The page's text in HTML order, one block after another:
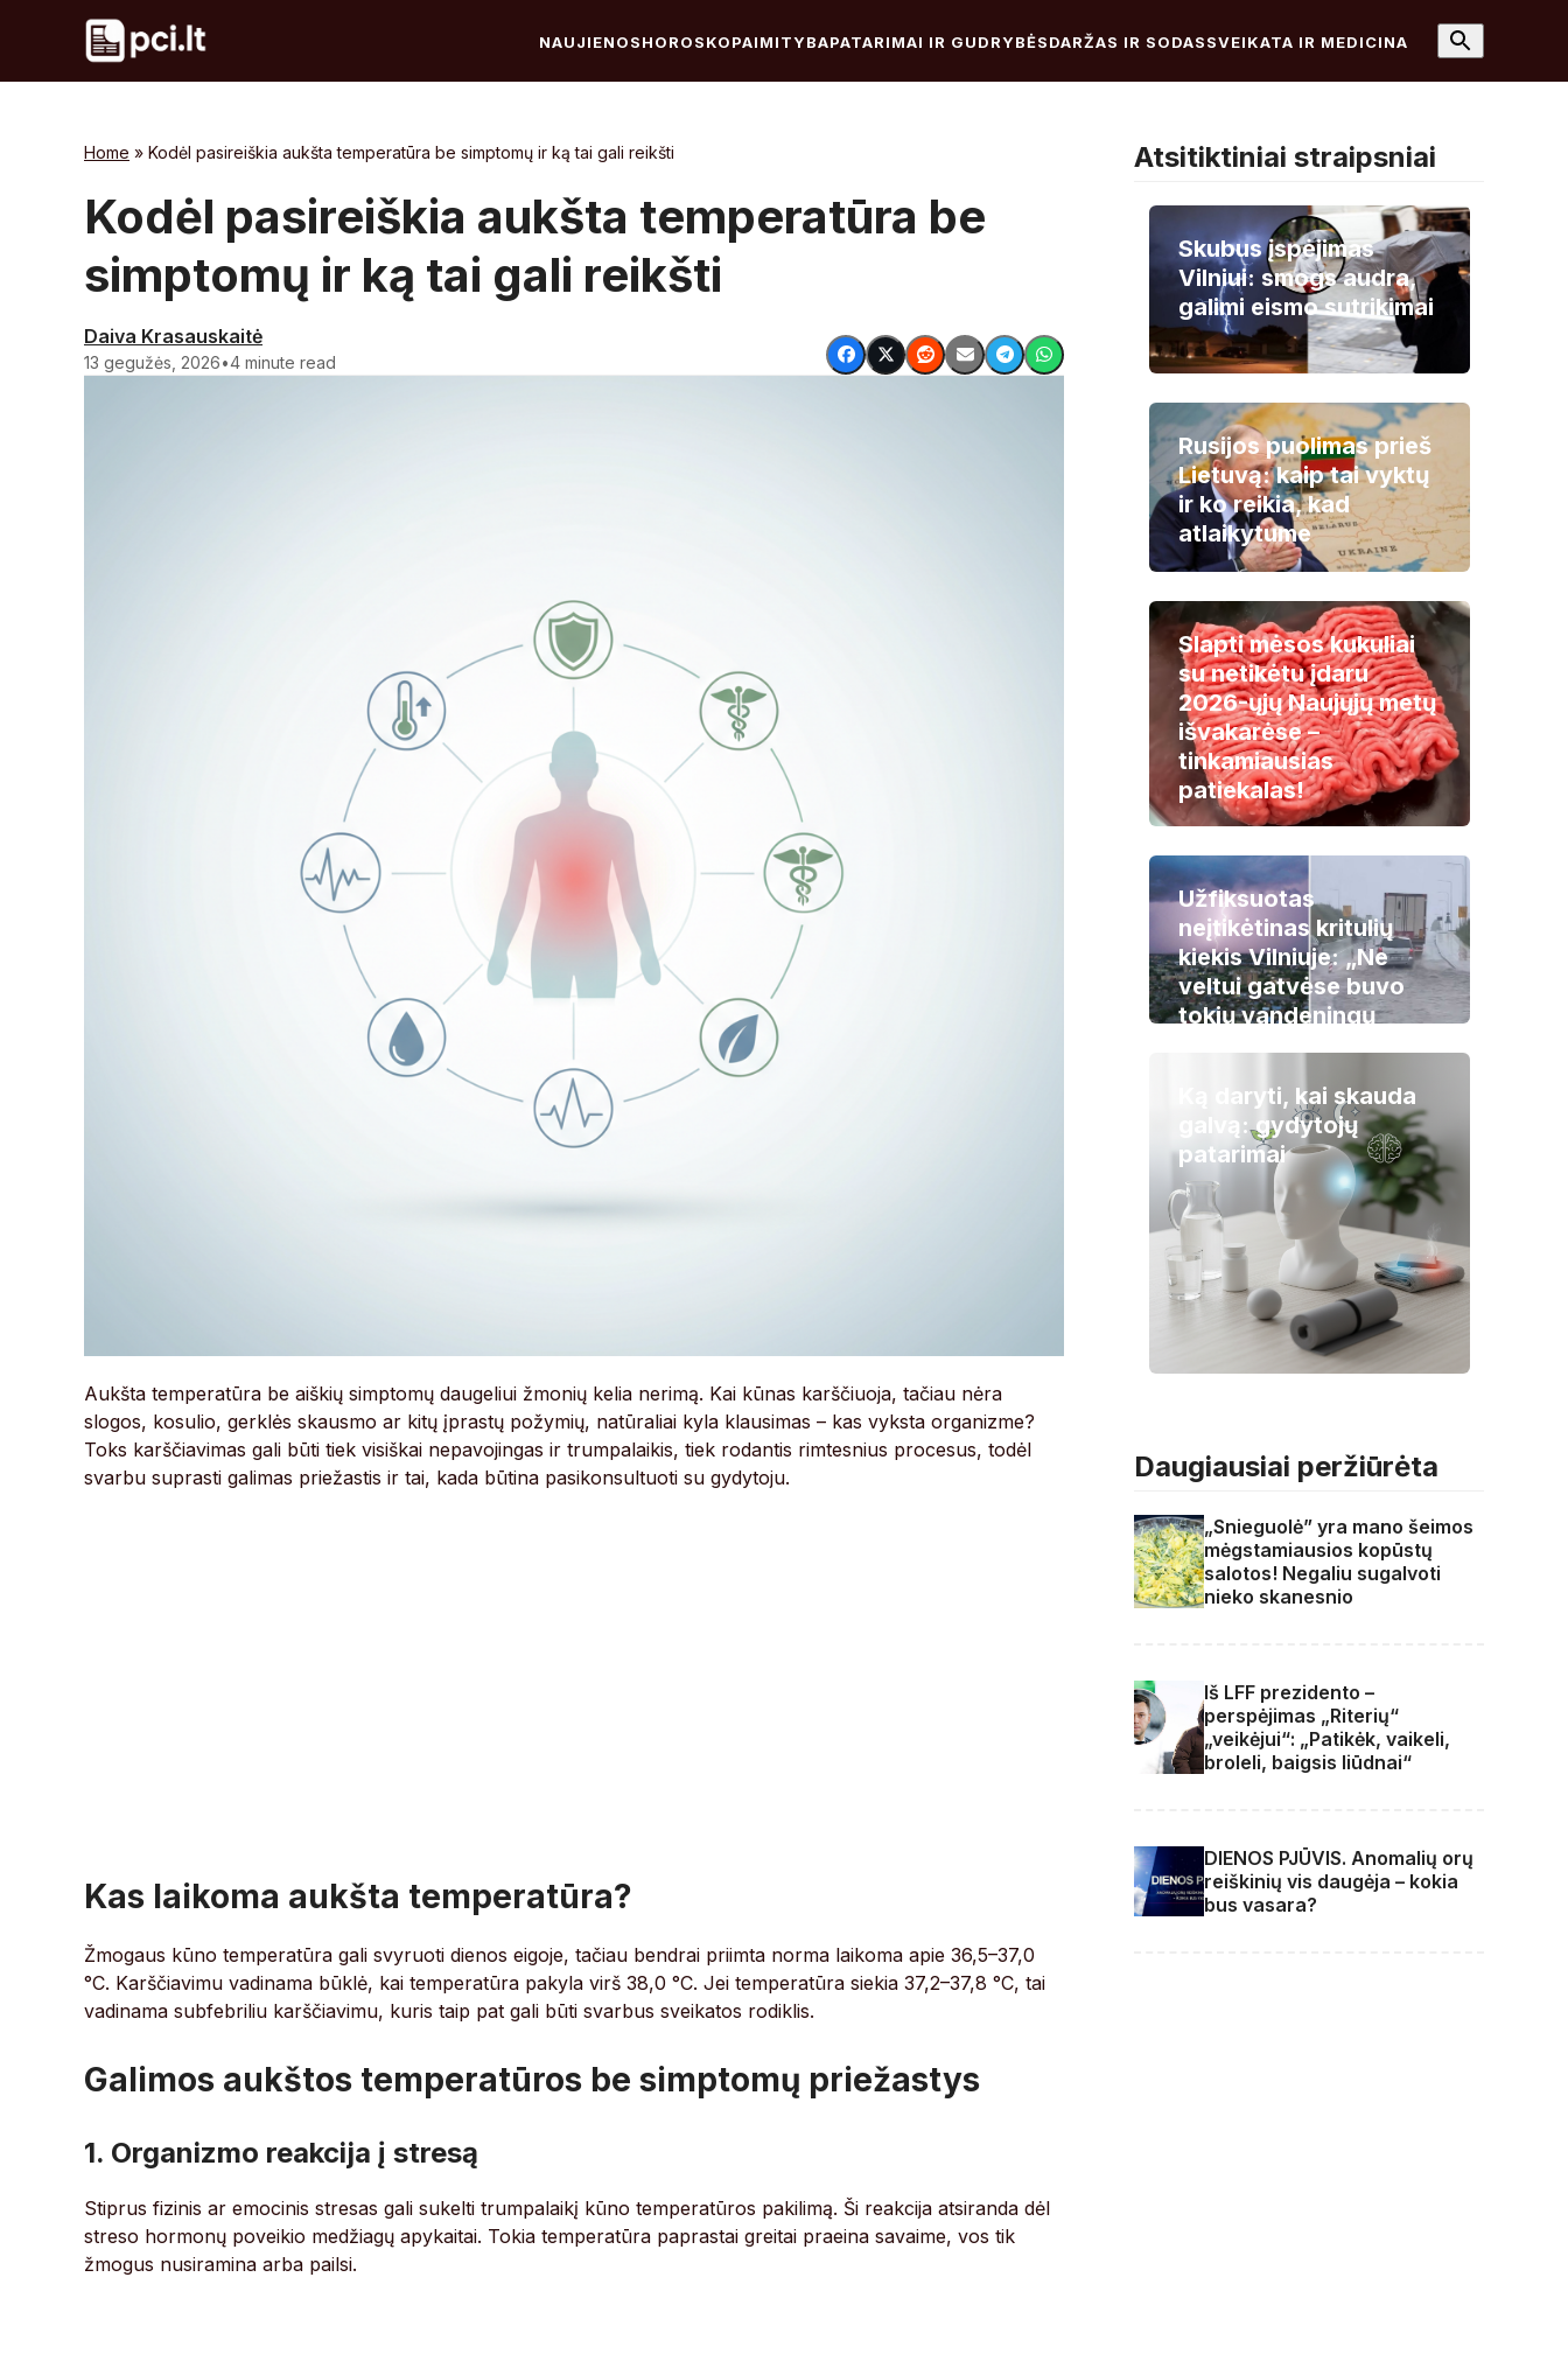
NAUJIENOSHOROSKOPAIMITYBAPATARIMAI IR GUDRYBĖSDARŽAS IR SODASSVEIKATA IR MEDICINA
Home » Kodėl pasireiškia aukšta temperatūra be simptomų ir ką tai gali reikšti
Kodėl pasireiškia aukšta temperatūra be
simptomų ir ką tai gali reikšti
Daiva Krasauskaitė
13 gegužės, 2026•4 minute read
Aukšta temperatūra be aiškių simptomų daugeliui žmonių kelia nerimą. Kai kūnas karščiuoja, tačiau nėra
slogos, kosulio, gerklės skausmo ar kitų įprastų požymių, natūraliai kyla klausimas – kas vyksta organizme?
Toks karščiavimas gali būti tiek visiškai nepavojingas ir trumpalaikis, tiek rodantis rimtesnius procesus, todėl
svarbu suprasti galimas priežastis ir tai, kada būtina pasikonsultuoti su gydytoju.
Kas laikoma aukšta temperatūra?
Žmogaus kūno temperatūra gali svyruoti dienos eigoje, tačiau bendrai priimta norma laikoma apie 36,5–37,0
°C. Karščiavimu vadinama būklė, kai temperatūra pakyla virš 38,0 °C. Jei temperatūra siekia 37,2–37,8 °C, tai
vadinama subfebriliu karščiavimu, kuris taip pat gali būti svarbus sveikatos rodiklis.
Galimos aukštos temperatūros be simptomų priežastys
1. Organizmo reakcija į stresą
Stiprus fizinis ar emocinis stresas gali sukelti trumpalaikį kūno temperatūros pakilimą. Ši reakcija atsiranda dėl
streso hormonų poveikio medžiagų apykaitai. Tokia temperatūra paprastai greitai praeina savaime, vos tik
žmogus nusiramina arba pailsi.
Atsitiktiniai straipsniai
Skubus įspėjimas
Vilniui: smogs audra,
galimi eismo sutrikimai
Rusijos puolimas prieš
Lietuvą: kaip tai vyktų
ir ko reikia, kad
atlaikytume
Slapti mėsos kukuliai
su netikėtu įdaru
2026-ųjų Naujųjų metų
išvakarėse –
tinkamiausias
patiekalas!
Užfiksuotas
neįtikėtinas kritulių
kiekis Vilniuje: „Ne
veltui gatvėse buvo
tokių vandeningų
Ką daryti, kai skauda
galvą: gydytojų
patarimai
Daugiausiai peržiūrėta
„Snieguolė” yra mano šeimos
mėgstamiausios kopūstų
salotos! Negaliu sugalvoti
nieko skanesnio
Iš LFF prezidento –
perspėjimas „Riterių“
„veikėjui“: „Patikėk, vaikeli,
broleli, baigsis liūdnai“
DIENOS PJŪVIS. Anomalių orų
reiškinių vis daugėja – kokia
bus vasara?